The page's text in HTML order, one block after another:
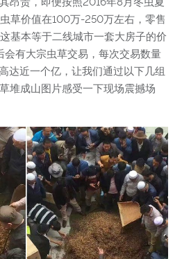
草价值在100万-250万左右，零售
基本等于二线城市一套大房子的价
会有大宗虫草交易，每次交易数量
达近一个亿，让我们通过以下几组
堆成山图片感受一下现场震撼场